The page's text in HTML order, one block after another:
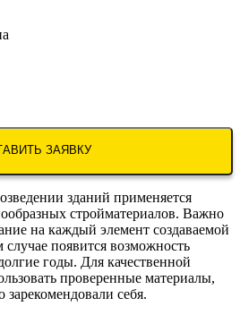
ЗАЯВКУ
зданий применяется
стройматериалов. Важно
на каждый элемент создаваемой
появится возможность
годы. Для качественной
проверенные материалы,
себя.